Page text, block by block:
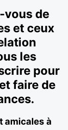
vous de
et ceux
les
pour
faire de
amicales à